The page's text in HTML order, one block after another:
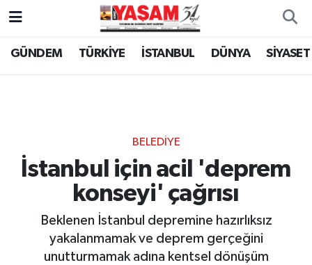
GÜNDEM TÜRKİYE İSTANBUL DÜNYA SİYASET
BELEDİYE
İstanbul için acil 'deprem
konseyi' çağrısı
Beklenen İstanbul depremine hazırlıksız
yakalanmamak ve deprem gerçeğini
unutturmamak adına kentsel dönüşüm